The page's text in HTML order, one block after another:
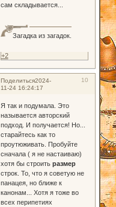
сам складывается...
Загадка из загадок.
+2
Поделиться 10
2024-
11-24 16:24:17
Я так и подумала. Это
называется авторский
подход. И получается! Но...
старайтесь как то
проутюживать. Пробуйте
сначала ( я не настаиваю)
хотя бы строитьразмер
строк. То, что я советую не
панацея, но ближе к
канонам... Хотя я тоже во
всех перипетиях